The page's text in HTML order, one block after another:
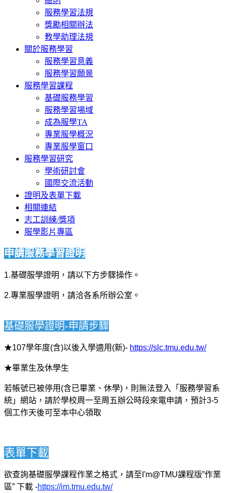
服務學習法規
獎勵相關辦法
教學助理法規
關於服務學習
服務學習意義
服務學習願景
服務學習課程
基礎服務學習
服務學習場域
成為服學TA
專業服學概況
專業服學窗口
服務學習研究
學術研討會
國際交流活動
證明及表單下載
相關連結
志工訓練/獎項
服學影片專區
申請服務學習證明
1.基礎服學證明，請以下方步驟操作。
2.專業服學證明，請洽各系所辦公室。
基礎服學證明-申請步驟
★107學年度(含)以後入學適用(新)- https://slc.tmu.edu.tw/
★畢業生及休學生
若帳號已被停用(含已畢業、休學)，則無法登入「服務學習系
統」網站， 請於學校周一至周五辦公時段來電申請，預計3-5
個工作天後可至本中心領取
表單下載
欲查詢基礎服學課程作業之格式，請至 I'm@TMU課程版”作業
區” 下載 -https://im.tmu.edu.tw/